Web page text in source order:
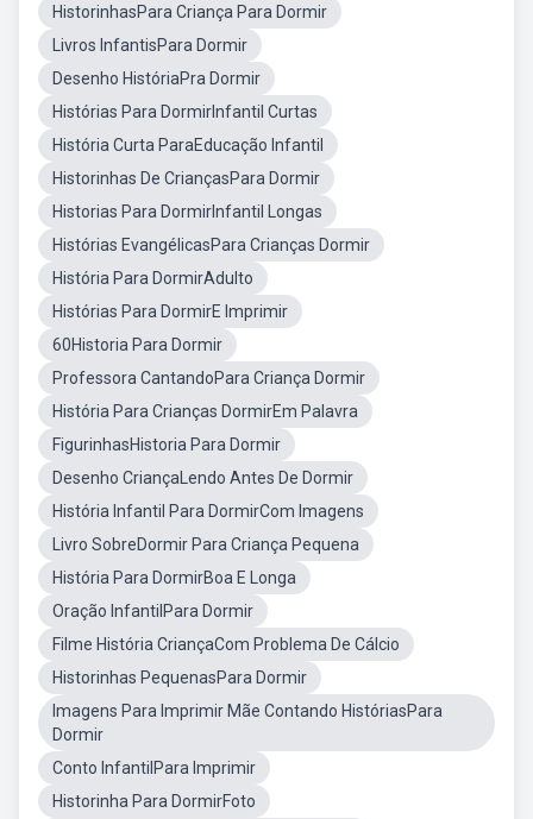
HistorinhasPara Criança Para Dormir
Livros InfantisPara Dormir
Desenho HistóriaPra Dormir
Histórias Para DormirInfantil Curtas
História Curta ParaEducação Infantil
Historinhas De CriançasPara Dormir
Historias Para DormirInfantil Longas
Histórias EvangélicasPara Crianças Dormir
História Para DormirAdulto
Histórias Para DormirE Imprimir
60Historia Para Dormir
Professora CantandoPara Criança Dormir
História Para Crianças DormirEm Palavra
FigurinhasHistoria Para Dormir
Desenho CriançaLendo Antes De Dormir
História Infantil Para DormirCom Imagens
Livro SobreDormir Para Criança Pequena
História Para DormirBoa E Longa
Oração InfantilPara Dormir
Filme História CriançaCom Problema De Cálcio
Historinhas PequenasPara Dormir
Imagens Para Imprimir Mãe Contando HistóriasPara
Dormir
Conto InfantilPara Imprimir
Historinha Para DormirFoto